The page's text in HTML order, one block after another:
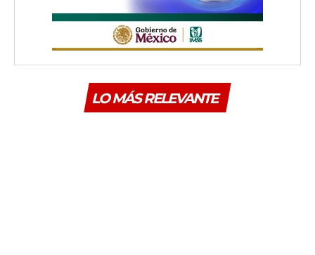
LO MÁS RELEVANTE